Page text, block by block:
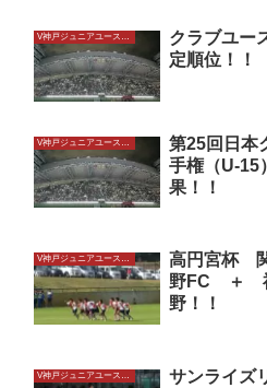
V神戸ジュニアユースU15
クラブユー
定順位！！
V神戸ジュニアユースU15
第25回日本
手権（U-
果！！
V神戸ジュニアユースU15
高円宮杯
野FC ＋
野！！
サンライ